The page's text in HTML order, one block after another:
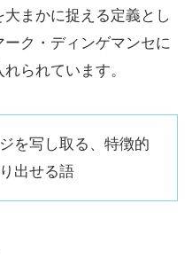
まかに捉える定義とし
ク・ディンゲマンセに
られています。
を写し取る、特徴的
出せる語